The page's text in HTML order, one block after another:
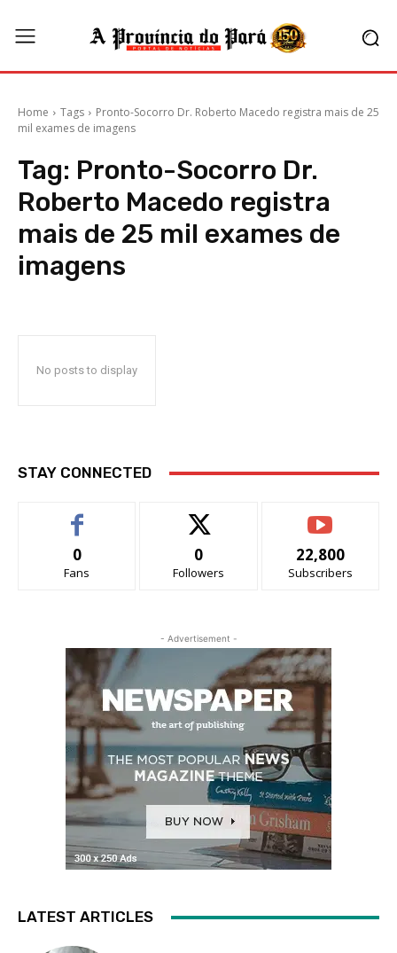
Home Tags
Pronto-Socorro Dr. Roberto Macedo registra mais de 25
mil exames de imagens
Tag: Pronto-Socorro Dr.
Roberto Macedo registra
mais de 25 mil exames de
imagens
No posts to display
STAY CONNECTED
0
Fans
0
Followers
22,800
Subscribers
- Advertisement -
LATEST ARTICLES